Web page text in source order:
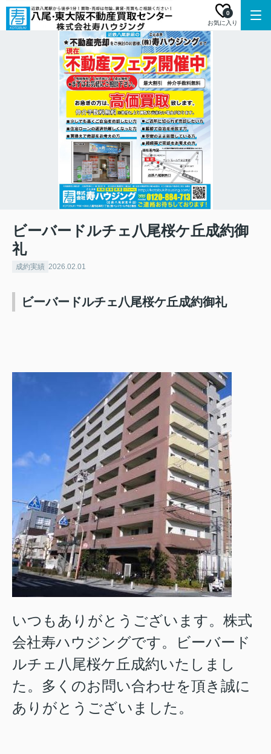
お気に入り
0
ビーバードルチェ八尾桜ケ丘成約御
礼
成約実績 2026.02.01
ビーバードルチェ八尾桜ケ丘成約御礼
いつもありがとうございます。株式
会社寿ハウジングです。
ビーバード
ルチェ八尾桜ケ丘成約いたしまし
た。多くのお問い合わせを頂き誠に
ありがとうございました。